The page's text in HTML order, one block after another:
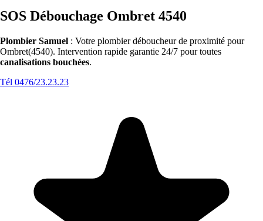
SOS Débouchage Ombret 4540
Plombier Samuel : Votre plombier déboucheur de proximité pour
Ombret(4540). Intervention rapide garantie 24/7 pour toutes
canalisations bouchées.
Tél 0476/23.23.23